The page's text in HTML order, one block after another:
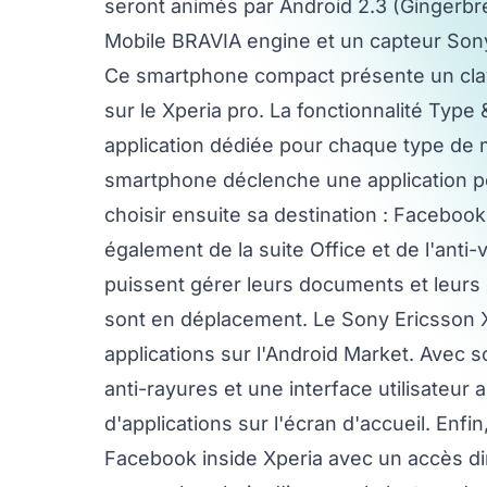
seront animés par Android 2.3
Mobile BRAVIA engine et un capteur
Ce smartphone compact présente un
sur le Xperia pro. La fonctionnalité
application dédiée pour chaque type de
smartphone déclenche une application
choisir ensuite sa destination :
également de la suite Office et de
puissent gérer leurs documents et
sont en déplacement. Le Sony
applications sur l'Android Market. Avec
anti-rayures et une interface utilisateur
d'applications sur l'écran d'accueil.
Facebook inside Xperia avec un accès